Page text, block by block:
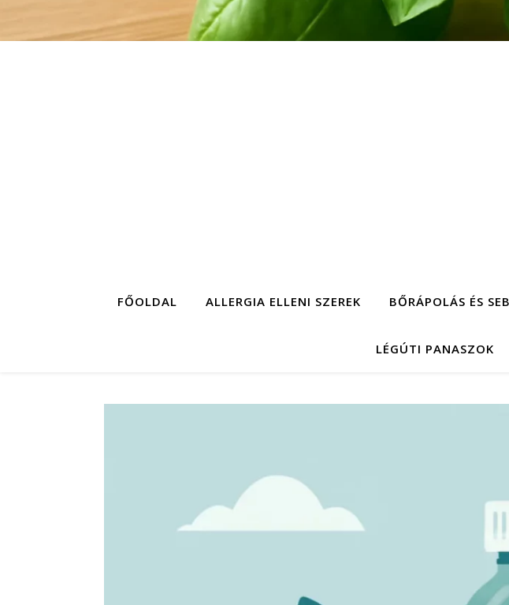
FŐOLDAL ALLERGIA ELLENI SZEREK BŐRÁPOLÁS ÉS
LÉGÚTI PANASZOK